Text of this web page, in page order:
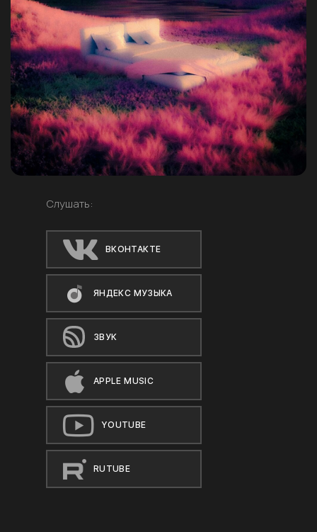
Слушать:
ВКОНТАКТЕ
ЯНДЕКС МУЗЫКА
ЗВУК
APPLE MUSIC
YOUTUBE
RUTUBE